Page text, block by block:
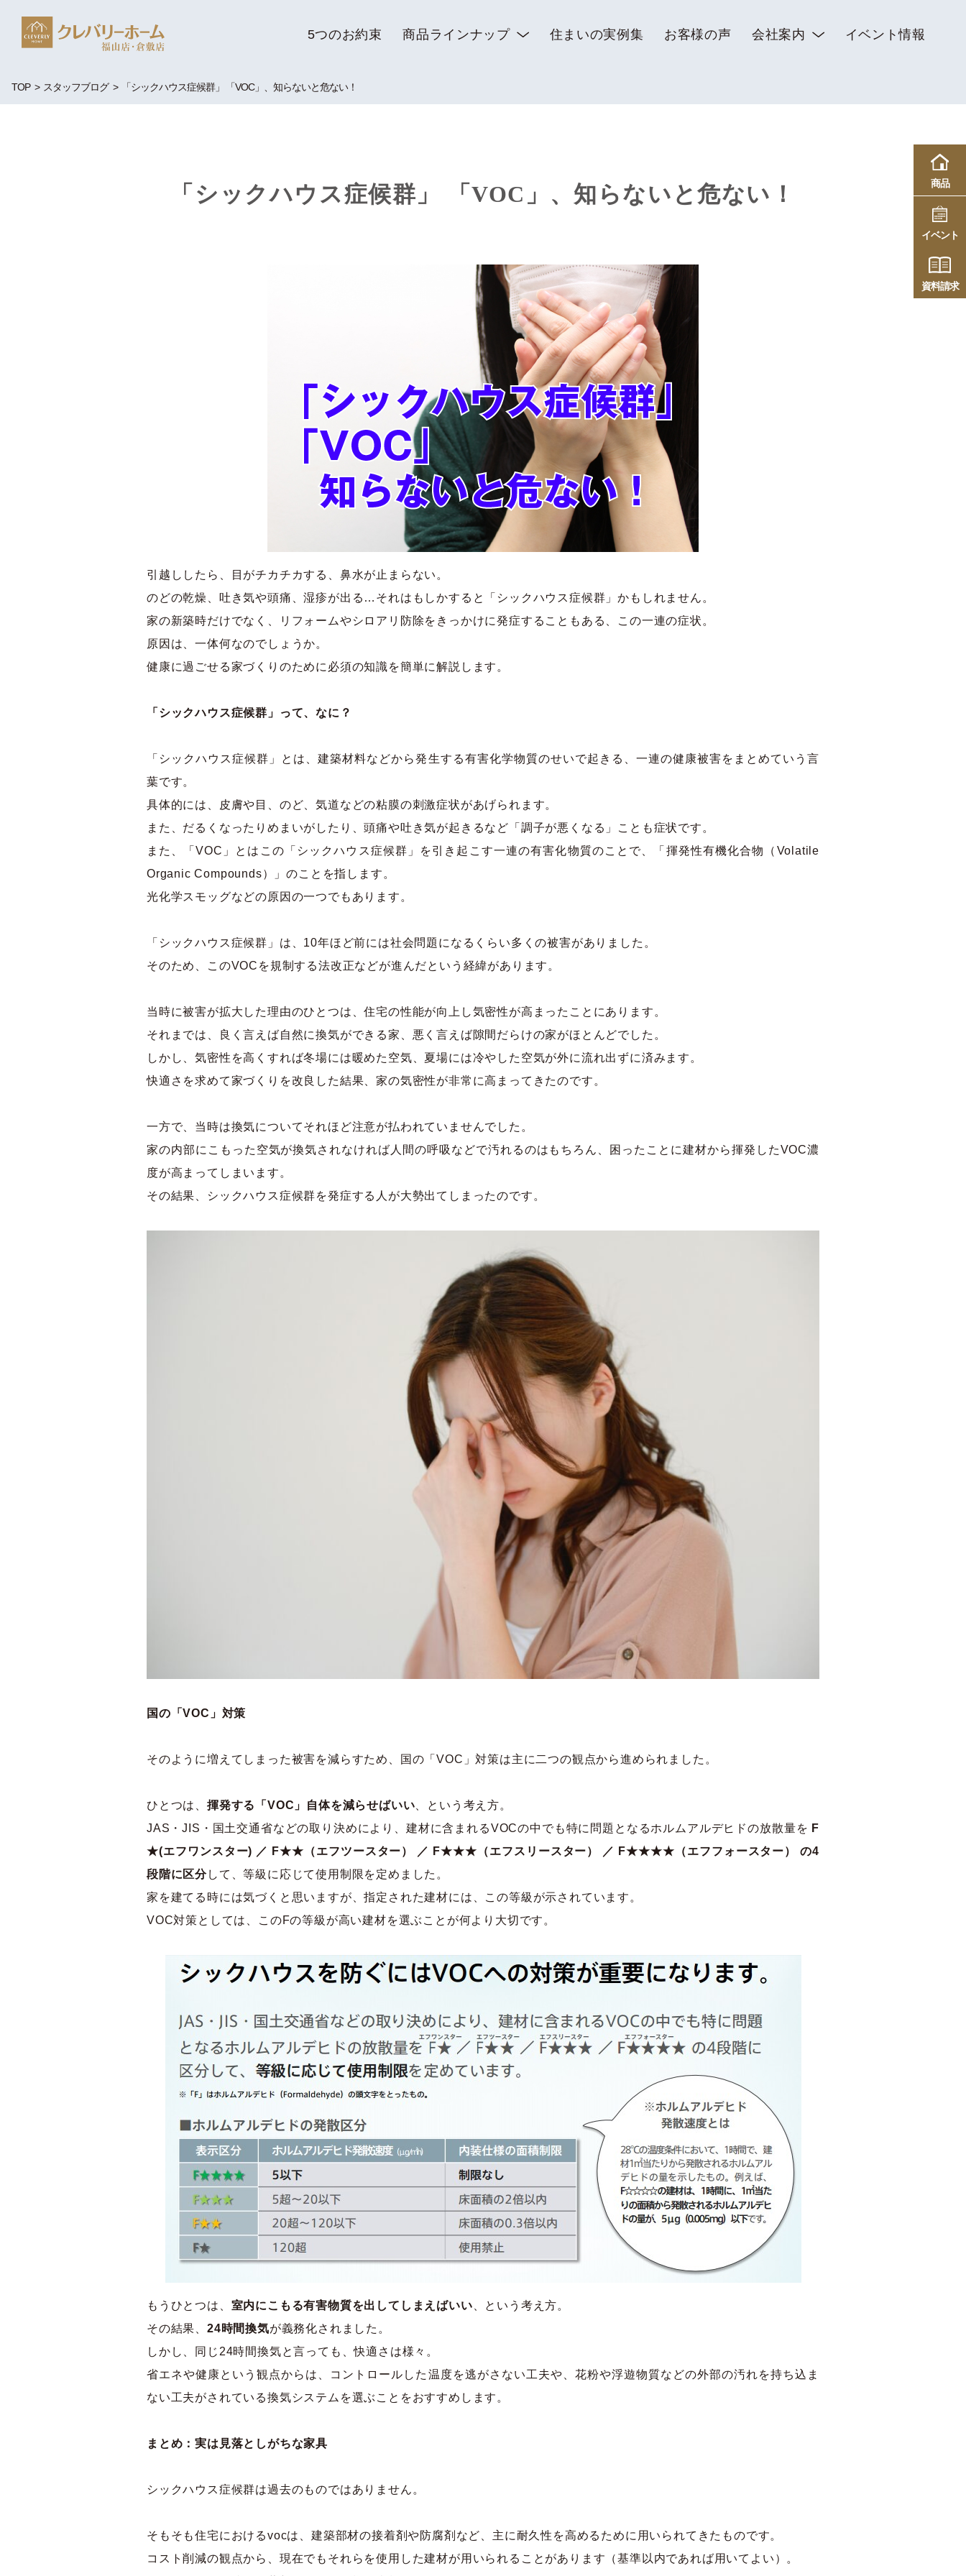
5つのお約束 商品ラインナップ 住まいの実例集 お客様の声 会社案内 イベント情報
TOP スタッフブログ 「シックハウス症候群」 「VOC」、知らないと危ない！
「シックハウス症候群」 「VOC」、知らないと危ない！
引越ししたら、目がチカチカする、鼻水が止まらない。
のどの乾燥、吐き気や頭痛、湿疹が出る…それはもしかすると「シックハウス症候群」かもしれません。
家の新築時だけでなく、リフォームやシロアリ防除をきっかけに発症することもある、この一連の症状。
原因は、一体何なのでしょうか。
健康に過ごせる家づくりのために必須の知識を簡単に解説します。
「シックハウス症候群」って、なに？
「シックハウス症候群」とは、建築材料などから発生する有害化学物質のせいで起きる、一連の健康被害をまとめていう言
葉です。
具体的には、皮膚や目、のど、気道などの粘膜の刺激症状があげられます。
また、だるくなったりめまいがしたり、頭痛や吐き気が起きるなど「調子が悪くなる」ことも症状です。
また、「VOC」とはこの「シックハウス症候群」を引き起こす一連の有害化物質のことで、「揮発性有機化合物（Volatile
Organic Compounds）」のことを指します。
光化学スモッグなどの原因の一つでもあります。
「シックハウス症候群」は、10年ほど前には社会問題になるくらい多くの被害がありました。
そのため、このVOCを規制する法改正などが進んだという経緯があります。
当時に被害が拡大した理由のひとつは、住宅の性能が向上し気密性が高まったことにあります。
それまでは、良く言えば自然に換気ができる家、悪く言えば隙間だらけの家がほとんどでした。
しかし、気密性を高くすれば冬場には暖めた空気、夏場には冷やした空気が外に流れ出ずに済みます。
快適さを求めて家づくりを改良した結果、家の気密性が非常に高まってきたのです。
一方で、当時は換気についてそれほど注意が払われていませんでした。
家の内部にこもった空気が換気されなければ人間の呼吸などで汚れるのはもちろん、困ったことに建材から揮発したVOC濃
度が高まってしまいます。
その結果、シックハウス症候群を発症する人が大勢出てしまったのです。
国の「VOC」対策
そのように増えてしまった被害を減らすため、国の「VOC」対策は主に二つの観点から進められました。
ひとつは、 揮発する「VOC」自体を減らせばいい 、という考え方。
JAS・JIS・国土交通省などの取り決めにより、建材に含まれるVOCの中でも特に問題となるホルムアルデヒドの放散量を F
★(エフワンスター) ／ F★★（エフツースター） ／ F★★★（エフスリースター） ／ F★★★★（エフフォースター） の4
段階に区分して、等級に応じて使用制限を定めました。
家を建てる時には気づくと思いますが、指定された建材には、この等級が示されています。
VOC対策としては、このFの等級が高い建材を選ぶことが何より大切です。
もうひとつは、 室内にこもる有害物質を出してしまえばいい 、という考え方。
その結果、 24時間換気が義務化されました。
しかし、同じ24時間換気と言っても、快適さは様々。
省エネや健康という観点からは、コントロールした温度を逃がさない工夫や、花粉や浮遊物質などの外部の汚れを持ち込ま
ない工夫がされている換気システムを選ぶことをおすすめします。
まとめ：実は見落としがちな家具
シックハウス症候群は過去のものではありません。
そもそも住宅におけるvocは、建築部材の接着剤や防腐剤など、主に耐久性を高めるために用いられてきたものです。
コスト削減の観点から、現在でもそれらを使用した建材が用いられることがあります（基準以内であれば用いてよい）。
商品
イベント
資料請求